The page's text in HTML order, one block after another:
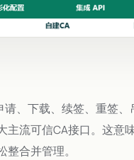
、下载、续签、重签
流可信CA接口。这意
合并管理。